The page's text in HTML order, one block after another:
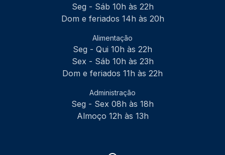
Seg - Sáb 10h às 22h
Dom e feriados 14h às 20h
Alimentação
Seg - Qui 10h às 22h
Sex - Sáb 10h às 23h
Dom e feriados 11h às 22h
Administração
Seg - Sex 08h às 18h
Almoço 12h às 13h